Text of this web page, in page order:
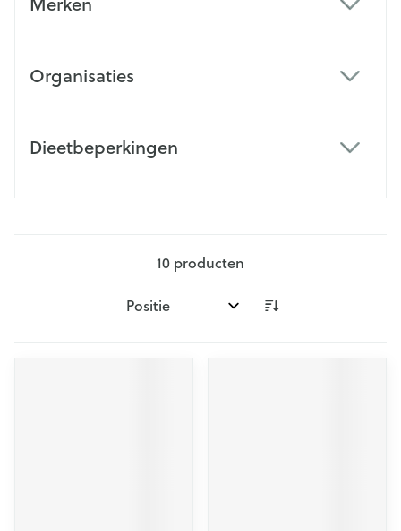
Organisaties
Dieetbeperkingen
10 producten
Sorteer op: